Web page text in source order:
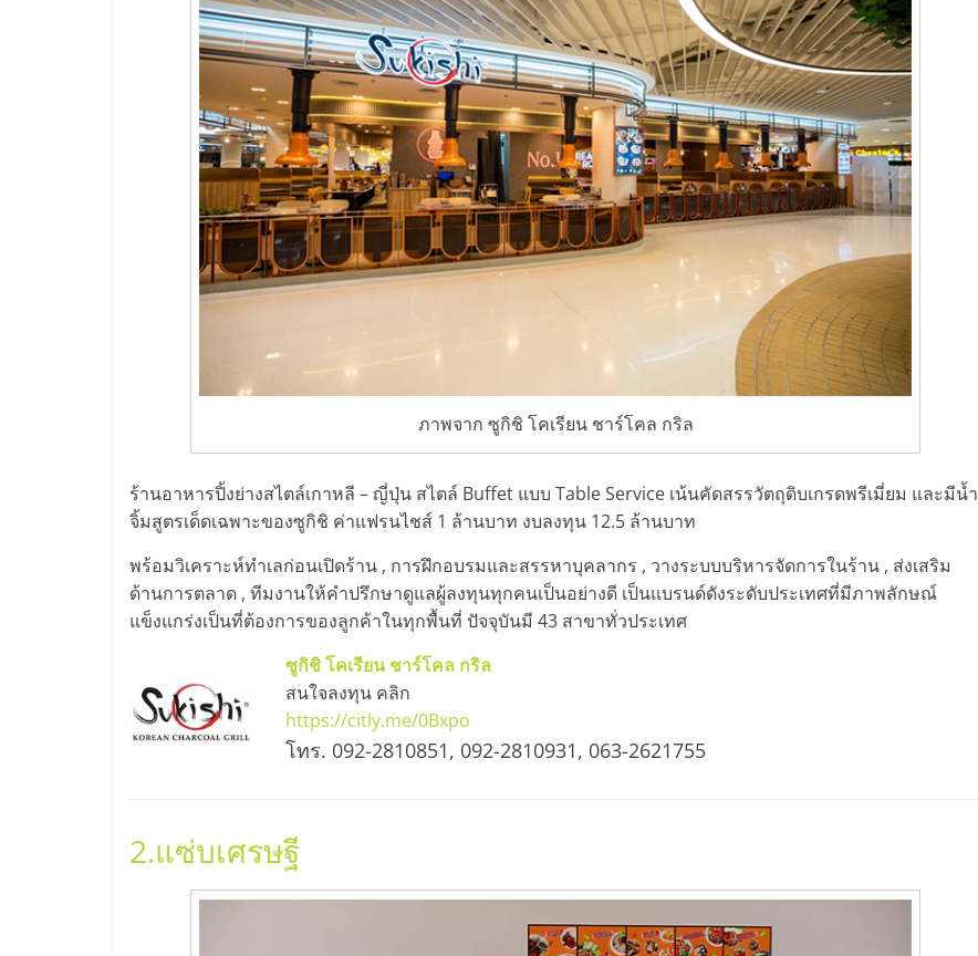
ไชส์,
รวม
ไชส์
ขาย
แฟ
รน
ไชส์
แฟ
รน
ขาย
ภาพจาก ซูกิชิ โคเรียน ชาร์โคล กริล
ร้านอาหารปิ้งย่างสไตล์เกาหลี – ญี่ปุ่น สไตล์ Buffet แบบ Table Service เน้นคัดสรรวัตถุดิบเกรดพรีเมี่ยม และมีน้ำ
จิ้มสูตรเด็ดเฉพาะของซูกิชิ ค่าแฟรนไชส์ 1 ล้านบาท งบลงทุน 12.5 ล้านบาท
พร้อมวิเคราะห์ทำเลก่อนเปิดร้าน , การฝึกอบรมและสรรหาบุคลากร , วางระบบบริหารจัดการในร้าน , ส่งเสริม
ด้านการตลาด , ทีมงานให้คำปรึกษาดูแลผู้ลงทุนทุกคนเป็นอย่างดี เป็นแบรนด์ดังระดับประเทศที่มีภาพลักษณ์
แข็งแกร่งเป็นที่ต้องการของลูกค้าในทุกพื้นที่ ปัจจุบันมี 43 สาขาทั่วประเทศ
ซูกิชิ โคเรียน ชาร์โคล กริล
สนใจลงทุน คลิก
https://citly.me/0Bxpo
โทร. 092-2810851, 092-2810931, 063-2621755
2.แซ่บเศรษฐี